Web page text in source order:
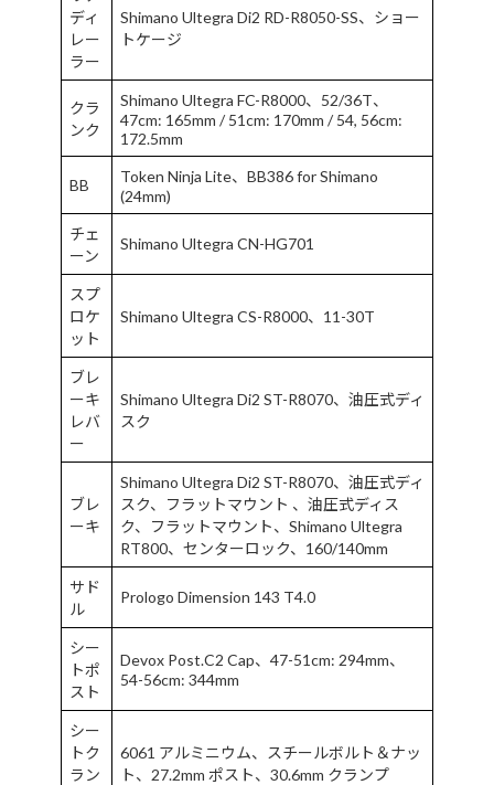
ディ
レー
ラー
Shimano Ultegra Di2 RD-R8050-SS、ショー
トケージ
クラ
ンク
Shimano Ultegra FC-R8000、52/36T、
47cm: 165mm / 51cm: 170mm / 54, 56cm:
172.5mm
BB
Token Ninja Lite、BB386 for Shimano
(24mm)
チェ
ーン
Shimano Ultegra CN-HG701
スプ
ロケ
ット
Shimano Ultegra CS-R8000、11-30T
ブレ
ーキ
レバ
ー
Shimano Ultegra Di2 ST-R8070、油圧式ディ
スク
ブレ
ーキ
Shimano Ultegra Di2 ST-R8070、油圧式ディ
スク、フラットマウント 、油圧式ディス
ク、フラットマウント、Shimano Ultegra
RT800、センターロック、160/140mm
サド
ル
Prologo Dimension 143 T4.0
シー
トポ
スト
Devox Post.C2 Cap、47-51cm: 294mm、
54-56cm: 344mm
シー
トク
ラン
6061 アルミニウム、スチールボルト＆ナッ
ト、27.2mm ポスト、30.6mm クランプ